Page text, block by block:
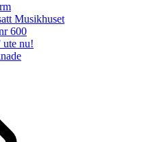
Musikhuset
600
ute nu!